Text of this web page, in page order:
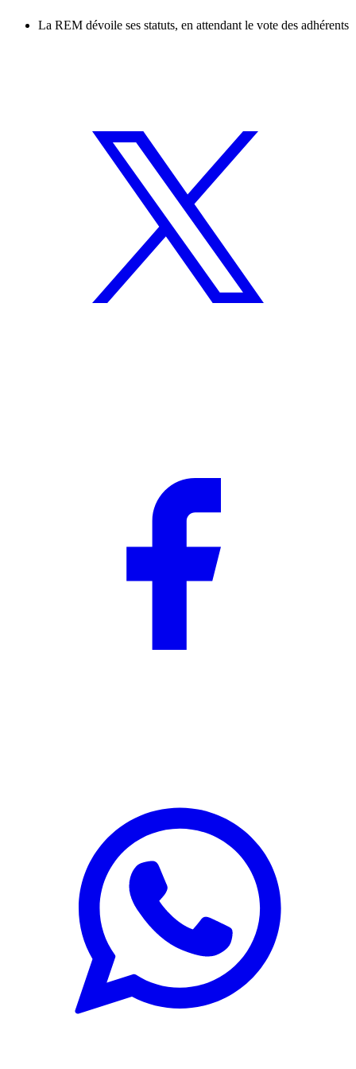
La REM dévoile ses statuts, en attendant le vote des adhérents